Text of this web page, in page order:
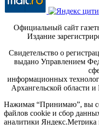
Официальный сайт
Издание
Свидетельство о
выдано Управлением
информационных
Архангельской области
Нажимая “Принимаю”, вы
файлов cookie и сбор
аналитики Яндекс.Метрика